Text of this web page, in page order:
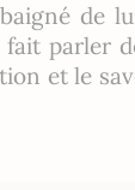
de
parler
et le